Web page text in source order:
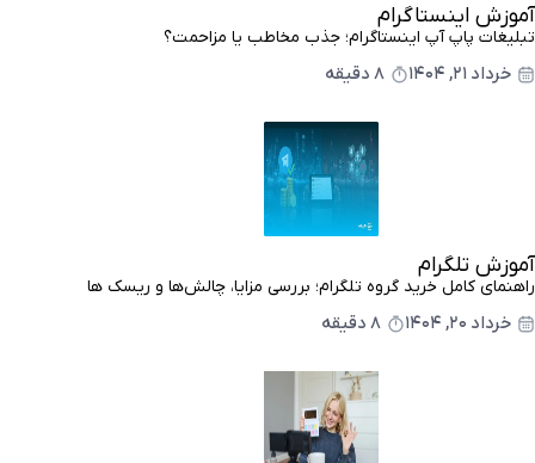
آموزش اینستاگرام
تبلیغات پاپ آپ اینستاگرام؛ جذب مخاطب یا مزاحمت؟
خرداد ۲۱, ۱۴۰۴ 8 دقیقه
آموزش تلگرام
راهنمای کامل خرید گروه تلگرام؛ بررسی مزایا، چالش‌ها و ریسک ها
خرداد ۲۰, ۱۴۰۴ 8 دقیقه